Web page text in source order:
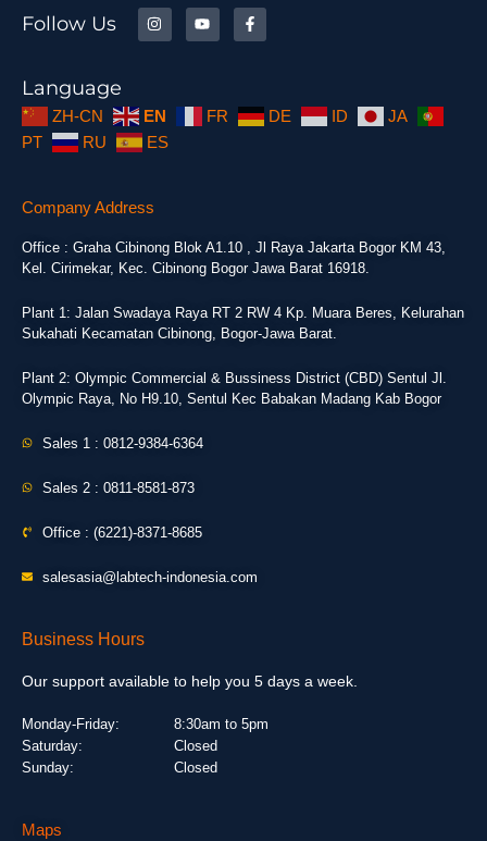
Follow Us
Language
ZH-CN EN FR DE ID
JA
PT
RU ES
Company Address
Office : Graha Cibinong Blok A1.10 , Jl Raya Jakarta Bogor KM 43,
Kel. Cirimekar, Kec. Cibinong Bogor Jawa Barat 16918.
Plant 1: Jalan Swadaya Raya RT 2 RW 4 Kp. Muara Beres, Kelurahan
Sukahati Kecamatan Cibinong, Bogor-Jawa Barat.
Plant 2: Olympic Commercial & Bussiness District (CBD) Sentul Jl.
Olympic Raya, No H9.10, Sentul Kec Babakan Madang Kab Bogor
Sales 1 : 0812-9384-6364
Sales 2 : 0811-8581-873
Office : (6221)-8371-8685
salesasia@labtech-indonesia.com
Business Hours
Our support available to help you 5 days a week.
Monday-Friday:
Saturday:
Sunday:
8:30am to 5pm
Closed
Closed
Maps